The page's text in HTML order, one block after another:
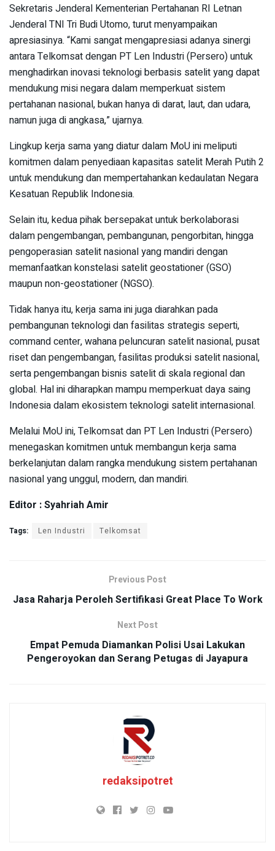
Sekretaris Jenderal Kementerian Pertahanan RI Letnan
Jenderal TNI Tri Budi Utomo, turut menyampaikan
apresiasinya. “Kami sangat mengapresiasi adanya sinergi
antara Telkomsat dengan PT Len Industri (Persero) untuk
menghadirkan inovasi teknologi berbasis satelit yang dapat
mendukung misi negara dalam memperkuat sistem
pertahanan nasional, bukan hanya di darat, laut, dan udara,
namun juga di angkasa,” ujarnya.
Lingkup kerja sama yang diatur dalam MoU ini meliputi
komitmen dalam penyediaan kapasitas satelit Merah Putih 2
untuk mendukung dan mempertahankan kedaulatan Negara
Kesatuan Republik Indonesia.
Selain itu, kedua pihak bersepakat untuk berkolaborasi
dalam pengembangan, pembangunan, pengorbitan, hingga
pengoperasian satelit nasional yang mandiri dengan
memanfaatkan konstelasi satelit geostationer (GSO)
maupun non-geostationer (NGSO).
Tidak hanya itu, kerja sama ini juga diarahkan pada
pembangunan teknologi dan fasilitas strategis seperti,
command center, wahana peluncuran satelit nasional, pusat
riset dan pengembangan, fasilitas produksi satelit nasional,
serta pengembangan bisnis satelit di skala regional dan
global. Hal ini diharapkan mampu memperkuat daya saing
Indonesia dalam ekosistem teknologi satelit internasional.
Melalui MoU ini, Telkomsat dan PT Len Industri (Persero)
menegaskan komitmen untuk membangun kerja sama
berkelanjutan dalam rangka mendukung sistem pertahanan
nasional yang unggul, modern, dan mandiri.
Editor : Syahriah Amir
Tags: Len Industri Telkomsat
Previous Post
Jasa Raharja Peroleh Sertifikasi Great Place To Work
Next Post
Empat Pemuda Diamankan Polisi Usai Lakukan
Pengeroyokan dan Serang Petugas di Jayapura
redaksipotret